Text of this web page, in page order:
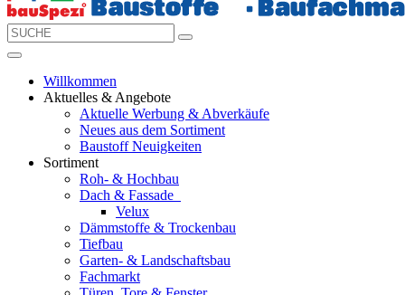
Willkommen
Aktuelles & Angebote
Aktuelle Werbung & Abverkäufe
Neues aus dem Sortiment
Baustoff Neuigkeiten
Sortiment
Roh- & Hochbau
Dach & Fassade
Velux
Dämmstoffe & Trockenbau
Tiefbau
Garten- & Landschaftsbau
Fachmarkt